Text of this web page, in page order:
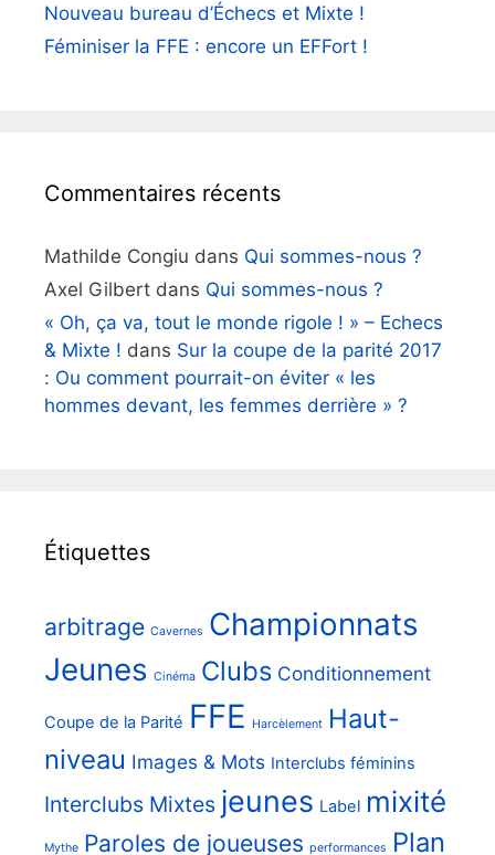
Nouveau bureau d’Échecs et Mixte !
Féminiser la FFE : encore un EFFort !
Commentaires récents
Mathilde Congiu dans Qui sommes-nous ?
Axel Gilbert dans Qui sommes-nous ?
« Oh, ça va, tout le monde rigole ! » – Echecs
& Mixte ! dans Sur la coupe de la parité 2017
: Ou comment pourrait-on éviter « les
hommes devant, les femmes derrière » ?
Étiquettes
arbitrage Cavernes Championnats
Jeunes Cinéma Clubs Conditionnement
Coupe de la Parité FFE Harcèlement Haut-
niveau Images & Mots Interclubs féminins
Interclubs Mixtes jeunes Label mixité
Mythe Paroles de joueuses performances Plan